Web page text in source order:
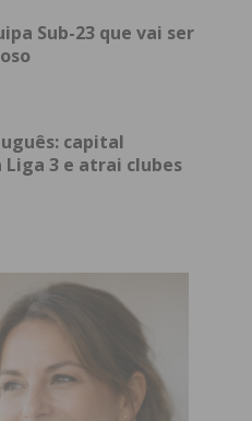
por e-mail e
com ostermos e
Sub-23 que vai ser
capital
3 e atrai clubes